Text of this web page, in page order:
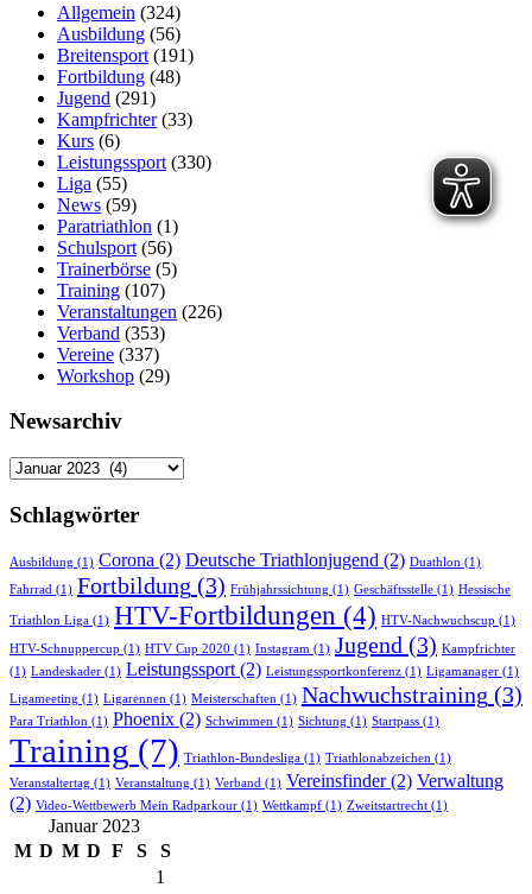
Allgemein (324)
Ausbildung (56)
Breitensport (191)
Fortbildung (48)
Jugend (291)
Kampfrichter(33)
Kurs (6)
Leistungssport (330)
Liga (55)
News (59)
Paratriathlon (1)
Schulsport (56)
Trainerbörse (5)
Training (107)
Veranstaltungen (226)
Verband (353)
Vereine (337)
Workshop (29)
Newsarchiv
Newsarchiv
Schlagwörter
Ausbildung (1) Corona (2) Deutsche Triathlonjugend (2) Duathlon (1)
Fahrrad (1) Fortbildung (3) Frühjahrssichtung (1) Geschäftsstelle (1) Hessische
Triathlon Liga (1) HTV-Fortbildungen (4) HTV-Nachwuchscup (1)
HTV-Schnuppercup (1) HTV Cup 2020 (1) Instagram (1) Jugend (3) Kampfrichter
(1) Landeskader (1) Leistungssport(2) Leistungssportkonferenz (1) Ligamanager (1)
Ligameeting (1) Ligarennen (1) Meisterschaften (1) Nachwuchstraining (3)
Para Triathlon (1) Phoenix (2) Schwimmen (1) Sichtung (1) Startpass (1)
Training (7) Triathlon-Bundesliga (1) Triathlonabzeichen (1)
Veranstaltertag (1) Veranstaltung (1) Verband (1) Vereinsfinder(2) Verwaltung
(2) Video-Wettbewerb Mein Radparkour (1) Wettkampf (1) Zweitstartrecht (1)
Januar 2023
M D M D F S
S
1